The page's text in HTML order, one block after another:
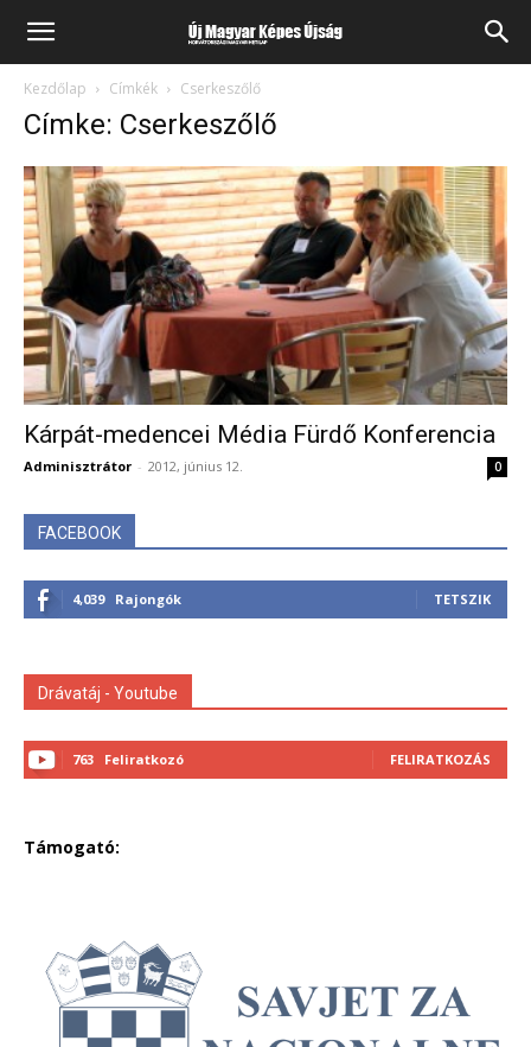
Kezdőlap Címkék Cserkeszőlő
Címke: Cserkeszőlő
Kárpát-medencei Média Fürdő Konferencia
Adminisztrátor - 2012, június 12. 0
FACEBOOK
4,039 Rajongók TETSZIK
Drávatáj - Youtube
763 Feliratkozó FELIRATKOZÁS
Támogató: